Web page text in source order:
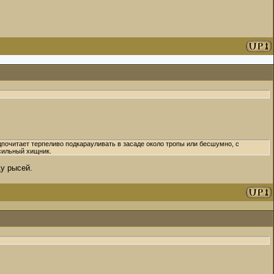
терпеливо подкарауливать в засаде около тропы или бесшумно, с
хищник.
рысей.